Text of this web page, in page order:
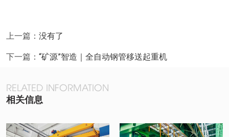
上一篇： 没有了
下一篇： “矿源”智造｜全自动钢管移送起重机
RELATED INFORMATION
相关信息